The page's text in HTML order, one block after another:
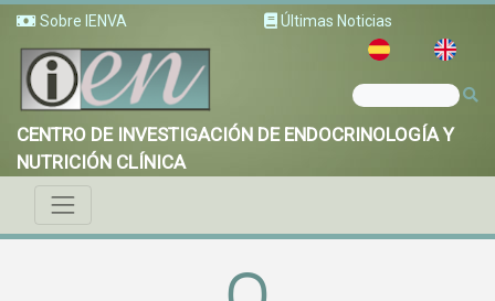
Sobre IENVA Últimas Noticias
CENTRO DE INVESTIGACIÓN DE ENDOCRINOLOGÍA Y
NUTRICIÓN CLÍNICA